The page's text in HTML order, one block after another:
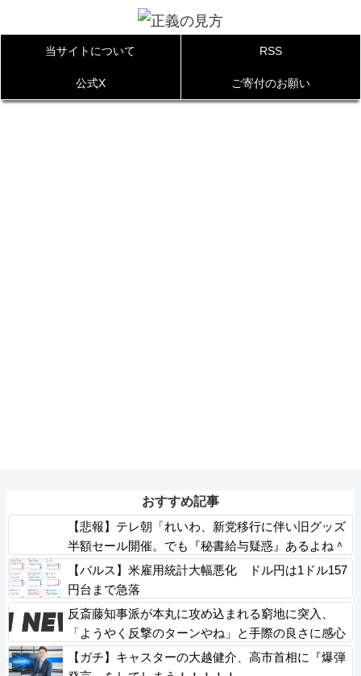
当サイトについて RSS
公式X ご寄付のお願い
おすすめ記事
【悲報】テレ朝「れいわ、新党移行に伴い旧グッズ
半額セール開催。でも『秘書給与疑惑』あるよね＾
＾」
【バルス】米雇用統計大幅悪化 ドル円は1ドル157
円台まで急落
反斎藤知事派が本丸に攻め込まれる窮地に突入、
「ようやく反撃のターンやね」と手際の良さに感心
する人が続出中
【ガチ】キャスターの大越健介、高市首相に『爆弾